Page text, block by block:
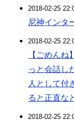
2018-02-25
尼神インタ
2018-02-25
【ごめん
っと会話し
人として付
ると正直な
2018-02-25